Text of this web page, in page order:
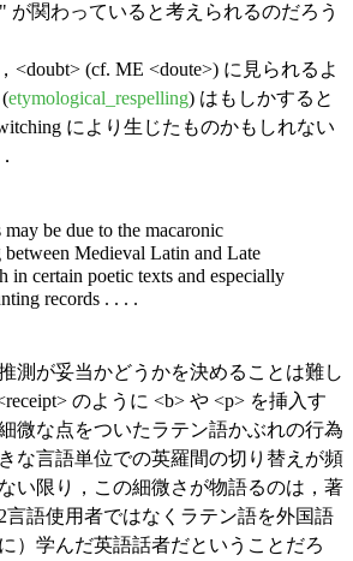
が関わっていると考えられるのだろう
<doubt> (cf. ME <doute>) に見られるよ
etymological_respelling) はもしかすると
により生じたものかもしれない
may be due to the macaronic
between Medieval Latin and Late
in certain poetic texts and especially
records . . . .
測が妥当かどうかを決めることは難し
のように <b> や <p> を挿入す
微な点をついたラテン語かぶれの行為
な言語単位での英羅間の切り替えが頻
い限り，この細微さが物語るのは，著
言語使用者ではなくラテン語を外国語
）学んだ英語話者だということだろ